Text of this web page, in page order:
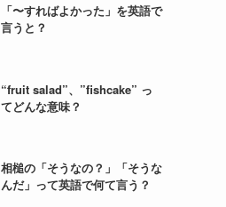
「〜すればよかった」を英語で
言うと？
“fruit salad”、”fishcake” っ
てどんな意味？
相槌の「そうなの？」「そうな
んだ」って英語で何て言う？